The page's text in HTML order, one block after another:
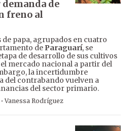
de
freno al
papa, agrupados en cuatro
de Paraguarí, se
de desarrollo de sus cultivos
mercado nacional a partir del
la incertidumbre
del contrabando vuelven a
del sector primario.
·Vanessa Rodríguez